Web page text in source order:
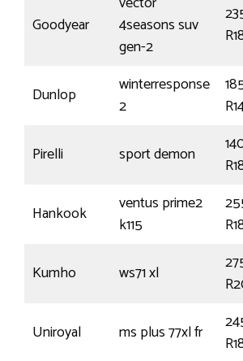
Goodyear
4seasons suv
gen-2
Dunlop
winterresponse
2
Pirelli sport demon
Hankook
ventus prime2
k115
Kumho ws71 xl
Uniroyal ms plus 77xl fr